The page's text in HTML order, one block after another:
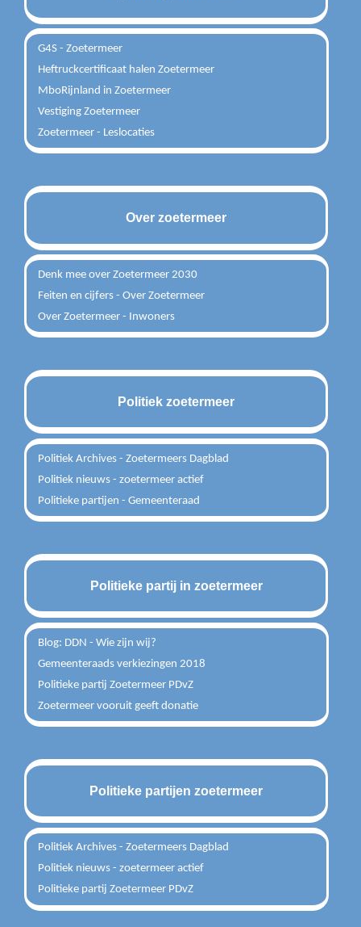
G4S - Zoetermeer
Heftruckcertificaat halen Zoetermeer
MboRijnland in Zoetermeer
Vestiging Zoetermeer
Zoetermeer - Leslocaties
Over zoetermeer
Denk mee over Zoetermeer 2030
Feiten en cijfers - Over Zoetermeer
Over Zoetermeer - Inwoners
Politiek zoetermeer
Politiek Archives - Zoetermeers Dagblad
Politiek nieuws - zoetermeer actief
Politieke partijen - Gemeenteraad
Politieke partij in zoetermeer
Blog: DDN - Wie zijn wij?
Gemeenteraads verkiezingen 2018
Politieke partij Zoetermeer PDvZ
Zoetermeer vooruit geeft donatie
Politieke partijen zoetermeer
Politiek Archives - Zoetermeers Dagblad
Politiek nieuws - zoetermeer actief
Politieke partij Zoetermeer PDvZ